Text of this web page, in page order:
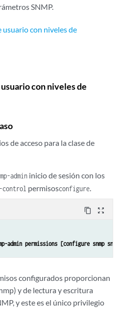
SNMP.
con niveles de
con niveles de
de acceso para la clase de
admin inicio de sesión con los
control permisosconfigure.
content_copy zoom_out_map
admin permissions [configure snmp
configurados proporcionan
y de lectura y escritura
y este es el único privilegio